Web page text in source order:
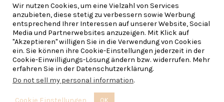
WIDERRUF BESTÄTIGEN
Copyright © 2026 | Refined Bohemia — Made with ♡ imThe
Framehouse— Brautschmuck, Everyday und Boho
Wir nutzen Cookies, um eine Vielzahl von Services
anzubieten, diese stetig zu verbessern sowie Werbung
entsprechend Ihrer Interessen auf unserer Website, Social
Media und Partnerwebsites anzuzeigen. Mit Klick auf
"Akzeptieren" willigen Sie in die Verwendung von Cookies
ein. Sie können ihre Cookie-Einstellungen jederzeit in der
Cookie-Einwilligungs-Lösung ändern bzw. widerrufen. Mehr
erfahren Sie in der Datenschutzerklärung.
Do not sell my personal information.
Cookie Einstellungen OK